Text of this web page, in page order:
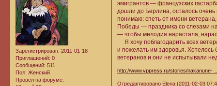
Зарегистрирован: 2011-01-18
Приглашений: 0
Сообщений: 511
Пол: Женский
Провел на форуме:
эмигрантов — французских
дошли до Берлина, осталось
понимаю: спеть от имени
Победы — праздника со слезами
— чтобы мелодия нарастала,
Я хочу поблагодарить всех
и пожелать им здоровья. Хотелось
ветеранов и они не испытывали
http://www.vppress.ru/stories/nakanune-
Отредактировано Elena (2011-02-03